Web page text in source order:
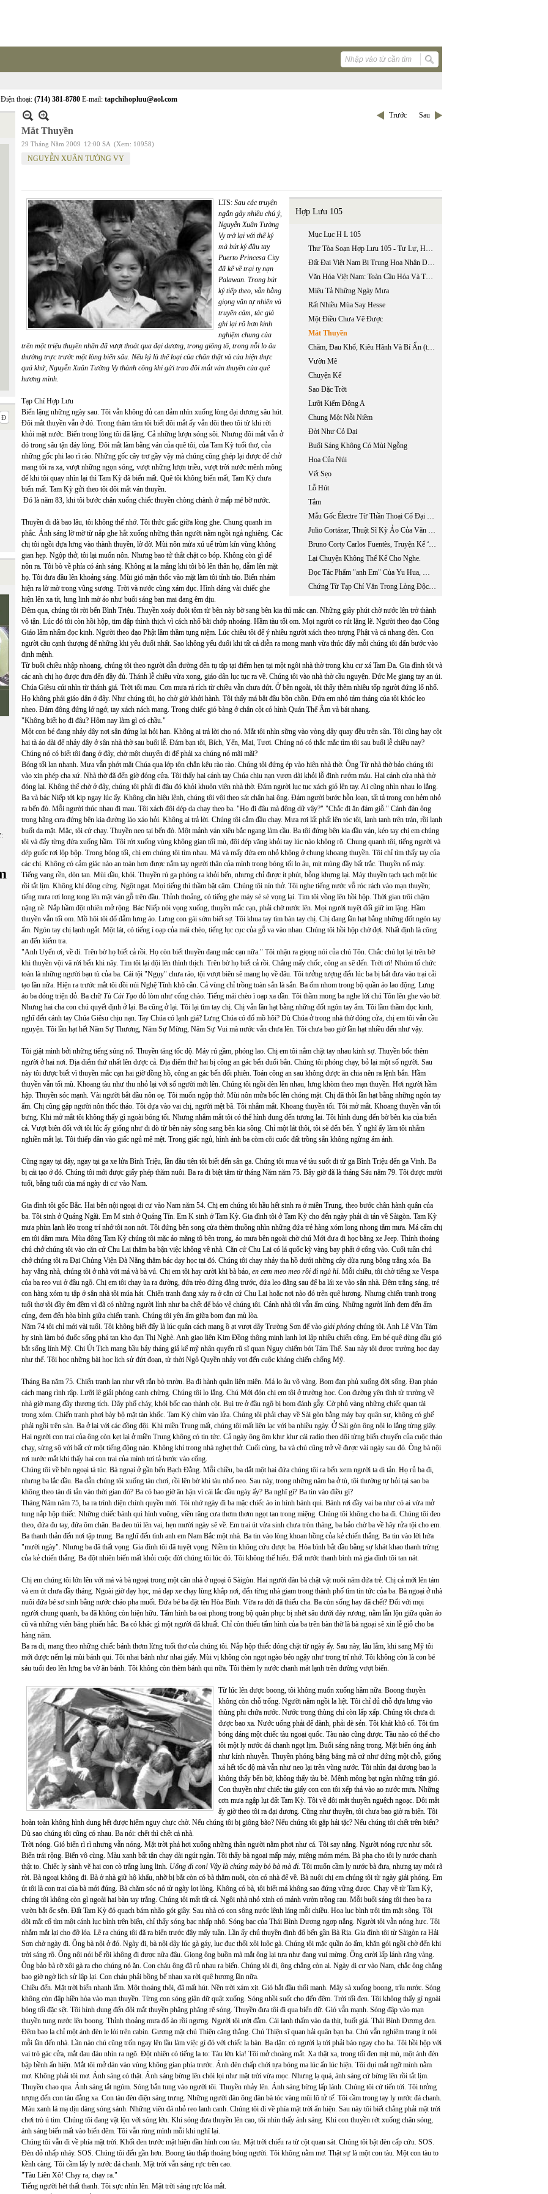
thoại: (714) 381-8780 E-mail: tapchihopluu@aol.com
Trước Sau
Mắt Thuyền
29 Tháng Năm 2009 12:00 SA (Xem: 10958)
NGUYỄN XUÂN TƯỜNG VY
Hợp Lưu 105
Mục Lục H L 105
Thư Tòa Soạn Hợp Lưu 105 - Tư Lự, Hoài Niệm Và Khởi Điểm
Đất Đai Việt Nam Bị Trung Hoa Nhân Dân Cộng Hòa Quốc Xâm Chiếm
Văn Hóa Việt Nam: Toàn Cầu Hóa Và Thị Trường
Miêu Tả Những Ngày Mưa
Rất Nhiều Mùa Say Hesse
Một Điều Chưa Vẽ Được
Mắt Thuyền
Chăm, Đau Khổ, Kiêu Hãnh Và Bí Ẩn (trích Chương 9, Tự Sự: Inrasara & Chăm & Chữ, Đang In)
Vườn Mê
Chuyện Kể
Sao Đặc Trời
Lưỡi Kiếm Đông A
Chung Một Nỗi Niềm
Đời Như Cỏ Dại
Buổi Sáng Không Có Mùi Ngỗng
Hoa Của Núi
Vết Sẹo
Lỗ Hút
Tắm
Mẫu Gốc Électre Từ Thần Thoại Cổ Đại Đến Kịch Hiện Đại Của Jean Giraudoux
Julio Cortázar, Thuật Sĩ Kỳ Ảo Của Văn Chương Nam Mỹ
Bruno Corty Carlos Fuentès, Truyện Kể ‘‘ Nhiễm Phúc Gia Đình’’
Lại Chuyện Không Thể Kể Cho Nghe.
Đọc Tác Phẩm "anh Em" Của Yu Hua, Một Khuôn Mặt Gây Nhiều Tranh Cãi Của Văn Học Trung Quốc Đương Đại.
Chứng Từ Tạp Chí Văn Trong Lòng Độc Giả
LTS: Sau các truyện
ngắn gây nhiều chú ý,
Nguyễn Xuân Tường
Vy trở lại với thể ký
mà bút ký đầu tay
Puerto Princesa City
đã kể về trại tỵ nạn
Palawan. Trong bút
ký tiếp theo, vẫn bằng
giọng văn tự nhiên và
truyền cảm, tác giả
ghi lại rõ hơn kinh
nghiệm chung của
trên một triệu thuyền nhân đã vượt thoát qua đại dương, trong giông tố, trong nỗi lo âu
thường trực trước một lòng biển sâu. Nếu ký là thể loại của chân thật và của hiện thực
quá khứ, Nguyễn Xuân Tường Vy thành công khi gửi trao đôi mắt ván thuyền của quê
hương mình.
Tạp Chí Hợp Lưu
Biển lặng những ngày sau. Tôi vẫn không đủ can đảm nhìn xuống lòng đại dương sâu hút.
Đôi mắt thuyền vẫn ở đó. Trong thâm tâm tôi biết đôi mắt ấy vẫn dõi theo tôi từ khi rời
khỏi mặt nước. Biển trong lòng tôi đã lặng. Cả những lượn sóng sôi. Nhưng đôi mắt vẫn ở
đó trong sâu tận đáy lòng. Đôi mắt làm bằng ván của quê tôi, của Tam Kỳ tuổi thơ, của
những gốc phi lao rì rào. Những gốc cây trơ gầy vậy mà chúng cũng ghép lại được để chở
mang tôi ra xa, vượt những ngọn sóng, vượt những lượn triều, vượt trời nước mênh mông
để khi tôi quay nhìn lại thì Tam Kỳ đã biến mất. Quê tôi không biến mất, Tam Kỳ chưa
biến mất. Tam Kỳ gửi theo tôi đôi mắt ván thuyền.
Đó là năm 83, khi tôi bước chân xuống chiếc thuyền chòng chành ở mấp mé bờ nước.
Thuyền đi đã bao lâu, tôi không thể nhớ. Tôi thức giấc giữa lòng ghe. Chung quanh im
phắc. Ánh sáng lờ mờ từ nắp ghe hắt xuống những thân người nằm ngồi ngả nghiêng. Các
chị tôi ngồi dựa lưng vào thành thuyền, lờ đờ. Mùi nôn mửa xú uế trùm kín vùng không
gian hẹp. Ngộp thở, tôi lại muốn nôn. Nhưng bao tử thắt chặt co bóp. Không còn gì để
nôn ra. Tôi bò về phía có ánh sáng. Không ai la mắng khi tôi bò lên thân họ, dẫm lên mặt
họ. Tôi đưa đầu lên khoảng sáng. Mùi gió mặn thốc vào mặt làm tôi tỉnh táo. Biển nhám
hiện ra lờ mờ trong vũng sương. Trời và nước cùng xám đục. Hình dáng vài chiếc ghe
hiện lên xa tít, lung linh mờ ảo như buổi sáng ban mai đang êm dịu.
Đêm qua, chúng tôi rời bến Bình Triệu. Thuyền xoáy đuôi tôm từ bên này bờ sang bên kia thì mắc cạn. Những giây phút chờ nước lên trở thành
vô tận. Lúc đó tôi còn hồi hộp, tim đập thình thịch vì cách nhổ bãi chớp nhoáng. Hầm tàu tối om. Mọi người co rút lặng lẽ. Người theo đạo Công
Giáo lẩm nhẩm đọc kinh. Người theo đạo Phật lầm thầm tụng niệm. Lúc chiều tôi để ý nhiều người xách theo tượng Phật và cả nhang đèn. Con
người cầu cạnh thượng đế những khi yếu đuối nhất. Sao không yếu đuối khi tất cả diễn ra mong manh vừa thúc đẩy mỗi chúng tôi dấn bước vào
định mệnh.
Từ buổi chiều nhập nhoạng, chúng tôi theo người dẫn đường đến tụ tập tại điểm hẹn tại một ngôi nhà thờ trong khu cư xá Tam Đa. Gia đình tôi và
các anh chị họ được đưa đến đầy đủ. Thánh lễ chiều vừa xong, giáo dân lục tục ra về. Chúng tôi vào nhà thờ cầu nguyện. Đức Mẹ giang tay an ủi.
Chúa Giêsu cúi nhìn từ thánh giá. Trời tối mau. Cơn mưa rả rích từ chiều vẫn chưa dứt. Ở bên ngoài, tôi thấy thêm nhiều tốp người đứng lố nhố.
Họ không phải giáo dân ở đây. Như chúng tôi, họ chờ giờ khởi hành. Tôi thấy má bắt đầu bồn chồn. Đứa em nhỏ tám tháng của tôi khóc leo
nheo. Đám đông đứng lớ ngớ, tay xách nách mang. Trong chiếc giỏ bàng ở chân cột có hình Quán Thế Âm và bát nhang.
"Không biết họ đi đâu? Hôm nay làm gì có chầu."
Một con bé đang nhảy dây nơi sân đứng lại hỏi han. Không ai trả lời cho nó. Mắt tôi nhìn sững vào vòng dây quay đều trên sân. Tôi cũng hay cột
hai tà áo dài để nhảy dây ở sân nhà thờ sau buổi lễ. Đám bạn tôi, Bích, Yến, Mai, Tươi. Chúng nó có thắc mắc tìm tôi sau buổi lễ chiều nay?
Chúng nó có biết tôi đang ở đây, chờ một chuyến đi để phải xa chúng nó mãi mãi?
Bóng tối lan nhanh. Mưa vẫn phớt mặt Chúa qua lớp tôn chắn kêu rào rào. Chúng tôi đứng ép vào hiên nhà thờ. Ông Từ nhà thờ bảo chúng tôi
vào xin phép cha xứ. Nhà thờ đã đến giờ đóng cửa. Tôi thấy hai cánh tay Chúa chịu nạn vươn dài khỏi lỗ đinh rướm máu. Hai cánh cửa nhà thờ
đóng lại. Không thể chờ ở đây, chúng tôi phải đi đâu đó khỏi khuôn viên nhà thờ. Đám người lục tục xách giỏ lên tay. Ai cũng nhìn nhau lo lắng.
Ba và bác Niếp tới kịp ngay lúc ấy. Không cần hiệu lệnh, chúng tôi vội theo sát chân hai ông. Đám người bước hỗn loạn, tất tả trong con hẻm nhỏ
ra bến đò. Mỗi người thúc nhau đi mau. Tôi xách đôi dép da chạy theo ba. "Họ đi đâu mà đông dữ vậy?" "Chắc đi ăn đám giỗ." Cánh đàn ông
trong hãng cưa đứng bên kia đường láo xáo hỏi. Không ai trả lời. Chúng tôi cắm đầu chạy. Mưa rơi lất phất lên tóc tôi, lạnh tanh trên trán, rồi lạnh
buốt da mặt. Mặc, tôi cứ chạy. Thuyền neo tại bến đò. Một mảnh ván xiêu bắc ngang làm cầu. Ba tôi đứng bên kia đầu ván, kéo tay chị em chúng
tôi và đẩy từng đứa xuống hầm. Tôi rớt xuống vùng không gian tối mù, đôi dép văng khỏi tay lúc nào không rõ. Chung quanh tôi, tiếng người và
dép guốc rơi lộp bộp. Trong bóng tối, chị em chúng tôi tìm nhau. Má và mấy đứa em nhỏ không ở chung khoang thuyền. Tôi chỉ tìm thấy tay của
các chị. Không có cảm giác nào an toàn hơn được nắm tay người thân của mình trong bóng tối lo âu, mịt mùng đầy bất trắc. Thuyền nổ máy.
Tiếng vang rền, dòn tan. Mùi dầu, khói. Thuyền rú ga phóng ra khỏi bến, nhưng chỉ được ít phút, bỗng khựng lại. Máy thuyền tạch tạch một lúc
rồi tắt lịm. Không khí đông cứng. Ngột ngạt. Mọi tiếng thì thầm bặt câm. Chúng tôi nín thở. Tôi nghe tiếng nước vỗ róc rách vào mạn thuyền;
tiếng mưa rơi long tong lên mặt ván gỗ trên đầu. Thỉnh thoảng, có tiếng ghe máy sè sè vọng lại. Tim tôi vồng lên hồi hộp. Thời gian trôi chậm
nặng nề. Nắp hầm đột nhiên mở rộng. Bác Niếp nói vọng xuống, thuyền mắc cạn, phải chờ nước lên. Mọi người tuyệt đối giữ im lặng. Hầm
thuyền vẫn tối om. Mồ hôi tôi đổ đẫm lưng áo. Lưng con gái sớm biết sợ. Tôi khua tay tìm bàn tay chị. Chị đang lần hạt bằng những đốt ngón tay
ẩm. Ngón tay chị lạnh ngắt. Một lát, có tiếng ì oạp của mái chèo, tiếng lục cục của gỗ va vào nhau. Chúng tôi hồi hộp chờ đợi. Nhất định là công
an đến kiểm tra.
"Anh Uyển ơi, về đi. Trên bờ họ biết cả rồi. Họ còn biết thuyền đang mắc cạn nữa." Tôi nhận ra giọng nói của chú Tôn. Chắc chú lọt lại trên bờ
khi thuyền vội vã rời bến khi nãy. Tim tôi lại dội lên thình thịch. Trên bờ họ biết cả rồi. Chẳng mấy chốc, công an sẽ đến. Trời ơi! Nhóm tổ chức
toàn là những người bạn tù của ba. Cái tội "Ngụy" chưa ráo, tội vượt biên sẽ mang họ về đâu. Tôi tưởng tượng đến lúc ba bị bắt đưa vào trại cải
tạo lần nữa. Hiện ra trước mắt tôi đồi núi Nghệ Tĩnh khô cằn. Cả vùng chỉ trồng toàn sắn là sắn. Ba ốm nhom trong bộ quần áo lao động. Lưng
áo ba đóng triện đỏ. Ba chữ Tù Cải Tạo đỏ lòm như cổng chào. Tiếng mái chèo ì oạp xa dần. Tôi thầm mong ba nghe lời chú Tôn lên ghe vào bờ.
Nhưng hai cha con chú quyết định ở lại. Ba cũng ở lại. Tôi lại tìm tay chị. Chị vẫn lần hạt bằng những đốt ngón tay ẩm. Tôi lầm thầm đọc kinh,
nghĩ đến cánh tay Chúa Giêsu chịu nạn. Tay Chúa có lạnh giá? Lưng Chúa có đổ mồ hôi? Dù Chúa ở trong nhà thờ đóng cửa, chị em tôi vẫn cầu
nguyện. Tôi lần hạt hết Năm Sự Thương, Năm Sự Mừng, Năm Sự Vui mà nước vẫn chưa lên. Tôi chưa bao giờ lần hạt nhiều đến như vậy.
Tôi giật mình bởi những tiếng súng nổ. Thuyền tăng tốc độ. Máy rú gầm, phóng lao. Chị em tôi nắm chặt tay nhau kinh sợ. Thuyền bốc thêm
người ở hai nơi. Địa điểm thứ nhất lên được cả. Địa điểm thứ hai bị công an gác bến đuổi bắn. Chúng tôi phóng chạy, bỏ lại một số người. Sau
này tôi được biết vì thuyền mắc cạn hai giờ đồng hồ, công an gác bến đổi phiên. Toán công an sau không được ăn chia nên ra lệnh bắn. Hầm
thuyền vẫn tối mù. Khoang tàu như thu nhỏ lại với số người mới lên. Chúng tôi ngồi dèn lên nhau, lưng khòm theo mạn thuyền. Hơi người hầm
hập. Thuyền sóc mạnh. Vài người bắt đầu nôn oẹ. Tôi muốn ngộp thở. Mùi nôn mửa bốc lên chóng mặt. Chị đã thôi lần hạt bằng những ngón tay
ẩm. Chị cũng gập người nôn thốc tháo. Tôi dựa vào vai chị, người mệt bã. Tôi nhắm mắt. Khoang thuyền tối. Tôi mở mắt. Khoang thuyền vẫn tối
bưng. Khi mở mắt tôi không thấy gì ngoài bóng tối. Nhưng nhắm mắt tôi có thể hình dung đến tương lai. Tôi hình dung đến bờ bên kia của biển
cả. Vượt biên đối với tôi lúc ấy giống như đi đò từ bên này sông sang bên kia sông. Chỉ một lát thôi, tôi sẽ đến bến. Ý nghĩ ấy làm tôi nhắm
nghiền mắt lại. Tôi thiếp dần vào giấc ngủ mê mệt. Trong giấc ngủ, hình ảnh ba còm cõi cuốc đất trồng sắn không ngừng ám ảnh.
Cũng ngay tại đây, ngay tại ga xe lửa Bình Triệu, lần đầu tiên tôi biết đến sân ga. Chúng tôi mua vé tàu suốt đi từ ga Bình Triệu đến ga Vinh. Ba
bị cải tạo ở đó. Chúng tôi mới được giấy phép thăm nuôi. Ba ra đi biệt tăm từ tháng Năm năm 75. Bây giờ đã là tháng Sáu năm 79. Tôi được mười
tuổi, bằng tuổi của má ngày di cư vào Nam.
Gia đình tôi gốc Bắc. Hai bên nội ngoại di cư vào Nam năm 54. Chị em chúng tôi hầu hết sinh ra ở miền Trung, theo bước chân hành quân của
ba. Tôi sinh ở Quảng Ngãi. Em M sinh ở Quảng Tín. Em K sinh ở Tam Kỳ. Gia đình tôi ở Tam Kỳ cho đến ngày phải di tản về Sàigòn. Tam Kỳ
mưa phùn lạnh lẽo trong trí nhớ tôi non nớt. Tôi đứng bên song cửa thèm thuồng nhìn những đứa trẻ hàng xóm long nhong tắm mưa. Má cấm chị
em tôi dầm mưa. Mùa đông Tam Kỳ chúng tôi mặc áo măng tô bên trong, áo mưa bên ngoài chờ chú Mới đưa đi học bằng xe Jeep. Thỉnh thoảng
chú chở chúng tôi vào căn cứ Chu Lai thăm ba bận việc không về nhà. Căn cứ Chu Lai có lá quốc kỳ vàng bay phất ở cổng vào. Cuối tuần chú
chở chúng tôi ra Đại Chủng Viện Đà Nẵng thăm bác dạy học tại đó. Chúng tôi chạy nhảy tha hồ dưới những cây dừa rụng bông trắng xóa. Ba
hay vắng nhà, chúng tôi ở nhà với má và bà vú. Chị em tôi hay cười khi bà bảo, en cem meo meo rồi đi ngủ hỉ. Mỗi chiều, tôi chờ tiếng xe Vespa
của ba reo vui ở đầu ngõ. Chị em tôi chạy ùa ra đường, đứa trèo đứng đằng trước, đứa leo đằng sau để ba lái xe vào sân nhà. Đêm trăng sáng, trẻ
con hàng xóm tụ tập ở sân nhà tôi múa hát. Chiến tranh đang xảy ra ở căn cứ Chu Lai hoặc nơi nào đó trên quê hương. Nhưng chiến tranh trong
tuổi thơ tôi đầy êm đềm vì đã có những người lính như ba chết để bảo vệ chúng tôi. Cảnh nhà tôi vẫn ấm cúng. Những người lính đem đến ấm
cúng, đem đến hòa bình giữa chiến tranh. Chúng tôi yên ấm giữa bom đạn mù lòa.
Năm 74 tôi chỉ mới vài tuổi. Tôi không biết đấy là lúc quân cách mạng ồ ạt vượt dãy Trường Sơn để vào giải phóng chúng tôi. Anh Lê Văn Tám
hy sinh làm bó đuốc sống phá tan kho đạn Thị Nghè. Anh giao liên Kim Đồng thông minh lanh lợi lập nhiều chiến công. Em bé quê dùng dầu gió
bắt sống lính Mỹ. Chị Út Tịch mang bầu bảy tháng giả kế mỹ nhân quyến rũ sĩ quan Ngụy chiếm bót Tám Thế. Sau này tôi được trường học dạy
như thế. Tôi học những bài học lịch sử đứt đoạn, từ thời Ngô Quyền nhảy vọt đến cuộc kháng chiến chống Mỹ.
Tháng Ba năm 75. Chiến tranh lan như vết rắn bò trườn. Ba đi hành quân liên miên. Má lo âu võ vàng. Bom đạn phủ xuống đời sống. Đạn pháo
cách mạng rình rập. Lưỡi lê giải phóng canh chừng. Chúng tôi lo lắng. Chú Mới đón chị em tôi ở trường học. Con đường yên tĩnh từ trường về
nhà giờ mang đầy thương tích. Dãy phố cháy, khói bốc cao thành cột. Bụi tre ở đầu ngõ bị bom đánh gẫy. Cờ phủ vàng những chiếc quan tài
trong xóm. Chiến tranh phơi bày bộ mặt tàn khốc. Tam Kỳ chìm vào lửa. Chúng tôi phải chạy về Sài gòn bằng máy bay quân sự, không có ghế
phải ngồi trên sàn. Ba ở lại với các đồng đội. Khi miền Trung mất, chúng tôi mất liên lạc với ba nhiều ngày. Ở Sài gòn ông nội lo lắng từng giây.
Hai người con trai của ông còn kẹt lại ở miền Trung không có tin tức. Cả ngày ông ôm khư khư cái radio theo dõi từng biến chuyển của cuộc tháo
chạy, sừng sộ với bất cứ một tiếng động nào. Không khí trong nhà nghẹt thở. Cuối cùng, ba và chú cũng trở về được vài ngày sau đó. Ông bà nội
rơi nước mắt khi thấy hai con trai của mình tơi tả bước vào cổng.
Chúng tôi về bên ngoại tá túc. Bà ngoại ở gần bến Bạch Đằng. Mỗi chiều, ba dắt một hai đứa chúng tôi ra bến xem người ta di tản. Họ rủ ba đi,
nhưng ba lắc đầu. Ba dẫn chúng tôi xuống tàu chơi, rồi lên bờ khi tàu nhổ neo. Sau này, trong những năm ba ở tù, tôi thường tự hỏi tại sao ba
không theo tàu di tản vào thời gian đó? Ba có bao giờ ân hận vì cái lắc đầu ngày ấy? Ba nghĩ gì? Ba tin vào điều gì?
Tháng Năm năm 75, ba ra trình diện chính quyền mới. Tôi nhớ ngày đi ba mặc chiếc áo in hình bánh qui. Bánh rơi đầy vai ba như có ai vừa mở
tung nắp hộp thiếc. Những chiếc bánh qui hình vuông, viền răng cưa thơm thơm ngọt tan trong miệng. Chúng tôi không cho ba đi. Chúng tôi đeo
theo, đứa đu tay, đứa ôm chân. Ba đeo túi lên vai, hẹn mười ngày sẽ về. Em trai út vừa sinh chưa tròn tháng, ba bảo chờ ba về hãy rửa tội cho em.
Ba thanh thản đến nơi tập trung. Ba nghĩ đến tình anh em Nam Bắc một nhà. Ba tin vào lòng khoan hồng của kẻ chiến thắng. Ba tin vào lời hứa
"mười ngày". Nhưng ba đã thất vọng. Gia đình tôi đã tuyệt vọng. Niềm tin không cứu được ba. Hòa bình bắt đầu bằng sự khát khao thanh trừng
của kẻ chiến thắng. Ba đột nhiên biến mất khỏi cuộc đời chúng tôi lúc đó. Tôi không thể hiểu. Đất nước thanh bình mà gia đình tôi tan nát.
Chị em chúng tôi lớn lên với má và bà ngoại trong một căn nhà ở ngoại ô Sàigòn. Hai người đàn bà chật vật nuôi năm đứa trẻ. Chị cả mới lên tám
và em út chưa đầy tháng. Ngoài giờ dạy học, má đạp xe chạy lùng khắp nơi, đến từng nhà giam trong thành phố tìm tin tức của ba. Bà ngoại ở nhà
nuôi đứa bé sơ sinh bằng nước cháo pha muối. Đứa bé ba đặt tên Hòa Bình. Vừa ra đời đã thiếu cha. Ba còn sống hay đã chết? Đối với mọi
người chung quanh, ba đã không còn hiện hữu. Tấm hình ba oai phong trong bộ quân phục bị nhét sâu dưới đáy rương, nằm lẫn lộn giữa quần áo
cũ và những viên băng phiến hắc. Ba có khác gì một người đã khuất. Chỉ còn thiếu tấm hình của ba trên bàn thờ là bà ngoại sẽ xin lễ giỗ cho ba
hàng năm.
Ba ra đi, mang theo những chiếc bánh thơm lừng tuổi thơ của chúng tôi. Nắp hộp thiếc đóng chặt từ ngày ấy. Sau này, lâu lắm, khi sang Mỹ tôi
mới được nếm lại mùi bánh qui. Tôi nhai bánh như nhai giấy. Mùi vị không còn ngọt ngào béo ngậy như trong trí nhớ. Tôi không còn là con bé
sáu tuổi đeo lên lưng ba vờ ăn bánh. Tôi không còn thèm bánh qui nữa. Tôi thèm ly nước chanh mát lạnh trên đường vượt biển.
Từ lúc lên được boong, tôi không muốn xuống hầm nữa. Boong thuyền
không còn chỗ trống. Người nằm ngồi la liệt. Tôi chỉ đủ chỗ dựa lưng vào
thùng phi chứa nước. Nước trong thùng chỉ còn lấp xấp. Chúng tôi chưa đi
được bao xa. Nước uống phải để dành, phải dè sẻn. Tôi khát khô cổ. Tôi tìm
bóng dáng một chiếc tàu ngoại quốc. Tàu nào cũng được. Tàu nào có thể cho
tôi một ly nước đá chanh ngọt lịm. Buổi sáng nắng trong. Mặt biển óng ánh
như kính nhuyễn. Thuyền phóng băng băng mà cứ như đứng một chỗ, giống
xả hết tốc độ mà vẫn như neo lại trên vũng nước. Tôi nhìn đại dương bao la
không thấy bến bờ, không thấy tàu bè. Mênh mông bạt ngàn những trận gió.
Con thuyền như chiếc tàu giấy con con tôi xếp thả vào ao nước mưa. Những
cơn mưa ngập lụt đất Tam Kỳ. Tôi vẽ đôi mắt thuyền nguệch ngoạc. Đôi mắt
ấy giờ theo tôi ra đại dương. Cũng như thuyền, tôi chưa bao giờ ra biển. Tôi
hoàn toàn không hình dung hết được hiểm nguy chực chờ. Nếu chúng tôi bị giông bão? Nếu chúng tôi gặp hải tặc? Nếu chúng tôi chết trên biển?
Dù sao chúng tôi cũng có nhau. Ba nói: chết thì chết cả nhà.
Trời nóng. Gió biển rì rì nhưng vẫn nóng. Mặt trời phả hơi xuống những thân người nằm phơi như cá. Tôi say nắng. Người nóng rực như sốt.
Biển trải rộng. Biển vô cùng. Màu xanh bất tận chạy dài ngút ngàn. Tôi thấy bà ngoại mấp máy, miệng móm mém. Bà pha cho tôi ly nước chanh
thật to. Chiếc ly sành vẽ hai con cò trắng lung linh. Uống đi con! Vậy là chúng mày bỏ bà mà đi. Tôi muốn cầm ly nước bà đưa, nhưng tay mỏi rã
rời. Bà ngoại không đi. Bà ở nhà giữ hộ khẩu, nhỡ bị bắt còn có bà thăm nuôi, còn có nhà để về. Bà nuôi chị em chúng tôi từ ngày giải phóng. Em
út tôi là con trai của bà mới đúng. Bà chăm sóc nó từ ngày lọt lòng. Không có bà, tôi biết má không sao đứng vững được. Chạy về từ Tam Kỳ,
chúng tôi không còn gì ngoài hai bàn tay trắng. Chúng tôi mất tất cả. Ngôi nhà nhỏ xinh có mảnh vườn trồng rau. Mỗi buổi sáng tôi theo ba ra
vườn bắt ốc sên. Đất Tam Kỳ đỏ quạch bám nhão gót giầy. Sau nhà có con sông nước lênh láng mỗi chiều. Hoa lục bình trôi tím mặt sông. Tôi
dõi mắt cố tìm một cánh lục bình trên biển, chỉ thấy sóng bạc nhấp nhô. Sóng bạc của Thái Bình Dương ngợp nắng. Người tôi vẫn nóng hực. Tôi
nhắm mắt lại cho đỡ lóa. Lẽ ra chúng tôi đã ra biển trước đây mấy tuần. Lần ấy chủ thuyền định đổ bến gần Bà Rịa. Gia đình tôi từ Sàigòn ra Hải
Sơn chờ ngày đi. Ông bà nội ở đó. Ngày đi, bà nội dậy lúc gà gáy, lục đục thổi xôi luộc gà. Chúng tôi mặc quần áo ấm, khăn gói ngồi chờ đến khi
trời sáng rõ. Ông nội nói bể rồi không đi được nữa đâu. Giọng ông buồn mà mắt ông lại tựa như đang vui mừng. Ông cười lấp lánh răng vàng.
Ông bảo bà rỡ xôi gà ra cho chúng nó ăn. Con cháu ông đã rủ nhau ra biển. Chúng tôi đi, ông chẳng còn ai. Ngày di cư vào Nam, chắc ông chẳng
bao giờ ngờ lịch sử lập lại. Con cháu phải bồng bế nhau xa rời quê hương lần nữa.
Chiều đến. Mặt trời biến nhanh lắm. Một thoáng thôi, đã mất hút. Nền trời xám xịt. Gió bắt đầu thổi mạnh. Mây sà xuống boong, trĩu nước. Sóng
không còn đập hiền hòa vào mạn thuyền. Từng con sóng giận dữ quật xuống. Sóng nhồi suốt cho đến đêm. Trời tối đen. Tôi không thấy gì ngoài
bóng tối đặc sệt. Tôi hình dung đến đôi mắt thuyền phăng phăng rẽ sóng. Thuyền đưa tôi đi qua biển dữ. Gió vẫn mạnh. Sóng đập vào mạn
thuyền tung nước lên boong. Thỉnh thoảng mưa đổ ào rồi ngưng. Người tôi ướt đằm. Cái lạnh thấm vào da thịt, buốt giá. Thái Bình Dương đen.
Đêm bao la chỉ một ánh đèn le lói trên cabin. Gương mặt chú Thiện căng thẳng. Chú Thiện sĩ quan hải quân bạn ba. Chú vẫn nghiêm trang ít nói
mỗi lần đến nhà. Lần nào chú cũng trốn ngay lên lầu làm việc gì đó với chiếc la bàn. Ba dặn: có người lạ tới phải báo ngay cho ba. Tôi hồi hộp với
vai trò gác cửa, mắt đau đáu nhìn ra ngõ. Đột nhiên có tiếng la to: Tàu lớn kìa! Tôi mở choàng mắt. Xa thật xa, trong tối đen mịt mù, một ánh đèn
bập bềnh ẩn hiện. Mắt tôi mở dán vào vùng không gian phía trước. Ánh đèn chấp chới tựa bóng ma lúc ẩn lúc hiện. Tôi dụi mắt ngỡ mình nằm
mơ. Không phải tôi mơ. Ánh sáng có thật. Ánh sáng bừng lên chói lọi như mặt trời vừa mọc. Nhưng lạ quá, ánh sáng cứ bừng lên rồi tắt lịm.
Thuyền chao qua. Ánh sáng tắt ngúm. Sóng bắn tung vào người tôi. Thuyền nhảy lên. Ánh sáng bừng lấp lánh. Chúng tôi cứ tiến tới. Tôi tưởng
tượng đến con tàu đằng xa. Con tàu đèn điện sáng trưng. Những người đàn ông đàn bà tóc vàng mũi lõ tử tế. Tôi cầm trong tay ly nước đá chanh.
Màu xanh lá mạ dịu dàng sóng sánh. Những viên đá nhỏ reo lanh canh. Chúng tôi đi về phía mặt trời ẩn hiện. Sau này tôi biết chẳng phải mặt trời
chơi trò ú tim. Chúng tôi đang vật lộn với sóng lớn. Khi sóng đưa thuyền lên cao, tôi nhìn thấy ánh sáng. Khi con thuyền rớt xuống chân sóng,
ánh sáng biến mất vào biển đêm. Tôi vẫn rùng mình mỗi khi nghĩ lại.
Chúng tôi vẫn đi về phía mặt trời. Khối đen trước mặt hiện dần hình con tàu. Mặt trời chiếu ra từ cột quan sát. Chúng tôi bật đèn cấp cứu. SOS.
Đèn đỏ nhấp nháy. SOS. Chúng tôi đến gần hơn. Boong tàu thấp thoáng bóng người. Tôi không nằm mơ. Thật sự là một con tàu. Một con tàu to
kềnh càng. Tôi cầm lấy ly nước đá chanh. Mặt trời vẫn sáng rực trên cao.
"Tàu Liên Xô! Chạy ra, chạy ra."
Tiếng người hét thất thanh. Tôi sực nhìn lên. Mặt trời sáng rực lóa mắt.